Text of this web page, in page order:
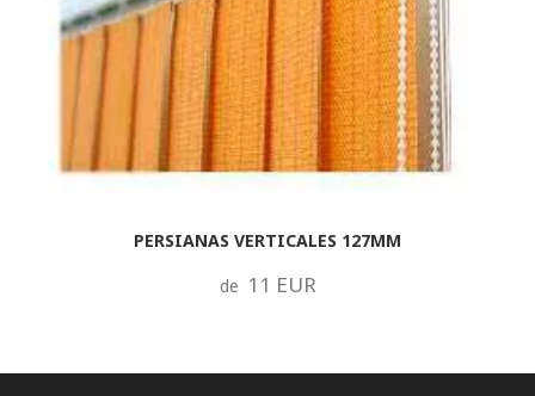
PERSIANAS VERTICALES 127MM
de 11 EUR